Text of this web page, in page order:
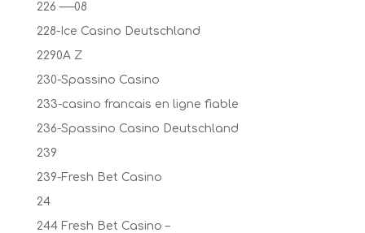
226 —–08
228-Ice Casino Deutschland
2290A Z
230-Spassino Casino
233-casino francais en ligne fiable
236-Spassino Casino Deutschland
239
239-Fresh Bet Casino
24
244 Fresh Bet Casino –